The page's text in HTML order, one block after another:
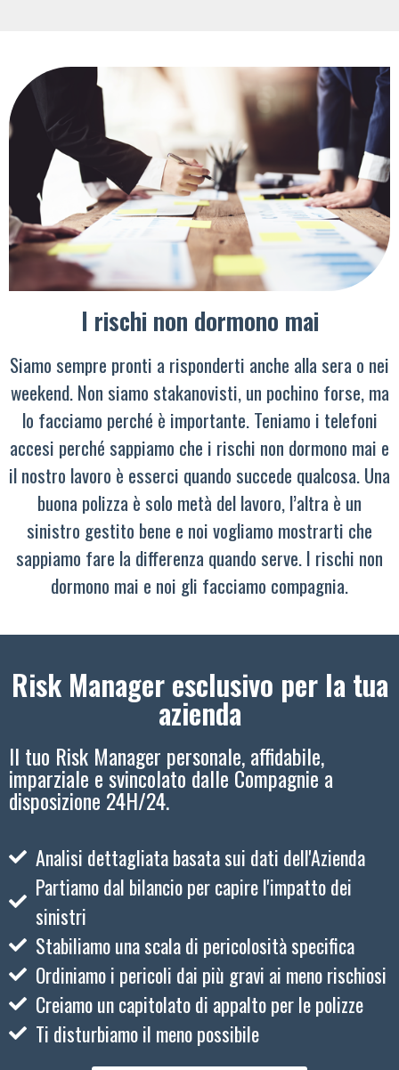
I rischi non dormono mai
Siamo sempre pronti a risponderti anche alla sera o nei
weekend. Non siamo stakanovisti, un pochino forse, ma
lo facciamo perché è importante. Teniamo i telefoni
accesi perché sappiamo che i rischi non dormono mai e
il nostro lavoro è esserci quando succede qualcosa. Una
buona polizza è solo metà del lavoro, l’altra è un
sinistro gestito bene e noi vogliamo mostrarti che
sappiamo fare la differenza quando serve. I rischi non
dormono mai e noi gli facciamo compagnia.
Risk Manager esclusivo per la tua
azienda
Il tuo Risk Manager personale, affidabile,
imparziale e svincolato dalle Compagnie a
disposizione 24H/24.
Analisi dettagliata basata sui dati dell'Azienda
Partiamo dal bilancio per capire l'impatto dei
sinistri
Stabiliamo una scala di pericolosità specifica
Ordiniamo i pericoli dai più gravi ai meno rischiosi
Creiamo un capitolato di appalto per le polizze
Ti disturbiamo il meno possibile